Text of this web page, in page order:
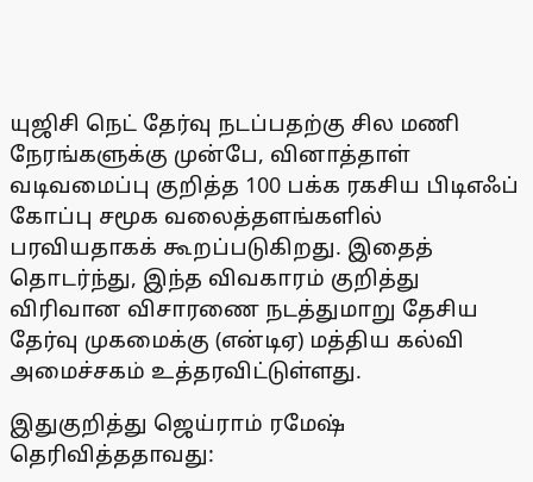
யுஜிசி நெட் தேர்வு நடப்பதற்கு சில மணி
நேரங்களுக்கு முன்பே, வினாத்தாள்
வடிவமைப்பு குறித்த 100 பக்க ரகசிய பிடிஎஃப்
கோப்பு சமூக வலைத்தளங்களில்
பரவியதாகக் கூறப்படுகிறது. இதைத்
தொடர்ந்து, இந்த விவகாரம் குறித்து
விரிவான விசாரணை நடத்துமாறு தேசிய
தேர்வு முகமைக்கு (என்டிஏ) மத்திய கல்வி
அமைச்சகம் உத்தரவிட்டுள்ளது.
இதுகுறித்து ஜெய்ராம் ரமேஷ்
தெரிவித்ததாவது: